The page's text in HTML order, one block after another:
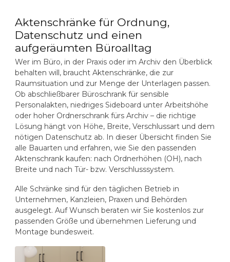
Aktenschränke für Ordnung,
Datenschutz und einen
aufgeräumten Büroalltag
Wer im Büro, in der Praxis oder im Archiv den Überblick
behalten will, braucht Aktenschränke, die zur
Raumsituation und zur Menge der Unterlagen passen.
Ob abschließbarer Büroschrank für sensible
Personalakten, niedriges Sideboard unter Arbeitshöhe
oder hoher Ordnerschrank fürs Archiv – die richtige
Lösung hängt von Höhe, Breite, Verschlussart und dem
nötigen Datenschutz ab. In dieser Übersicht finden Sie
alle Bauarten und erfahren, wie Sie den passenden
Aktenschrank kaufen: nach Ordnerhöhen (OH), nach
Breite und nach Tür- bzw. Verschlusssystem.
Alle Schränke sind für den täglichen Betrieb in
Unternehmen, Kanzleien, Praxen und Behörden
ausgelegt. Auf Wunsch beraten wir Sie kostenlos zur
passenden Größe und übernehmen Lieferung und
Montage bundesweit.